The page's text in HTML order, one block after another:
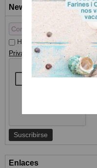
Newsletter
He leído y acepto el
Privacidad
Enlaces